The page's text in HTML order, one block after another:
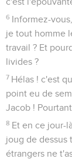
6 Informez-
je tout homme
travail ? Et
livides ?
7 Hélas ! c'est
point eu de
Jacob !
8 Et en ce jour-
joug de dessus
étrangers ne